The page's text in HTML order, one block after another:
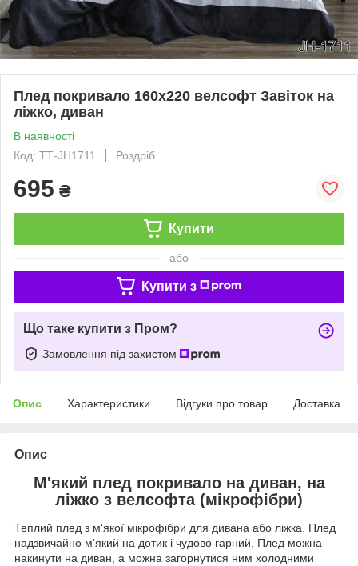
Плед покривало 160х220 велсофт Завіток на
ліжко, диван
В наявності
Код: ТТ-JH1711
Роздріб
695 ₴
Купити
або
Купити з
Що таке купити з Пром?
Замовлення під захистом
Опис Характеристики Відгуки про товар Доставка
Опис
М'який плед покривало на диван, на
ліжко з велсофта (мікрофібри)
Теплий плед з м'якої мікрофібри для дивана або ліжка. Плед
надзвичайно м'який на дотик і чудово гарний. Плед можна
накинути на диван, а можна загорнутися ним холодними